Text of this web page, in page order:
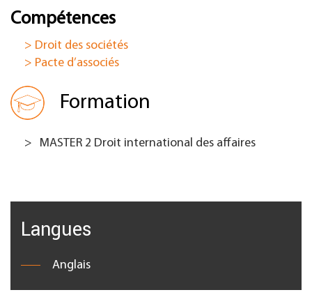
Compétences
> Droit des sociétés
> Pacte d’associés
Formation
MASTER 2 Droit international des affaires
Langues
Anglais